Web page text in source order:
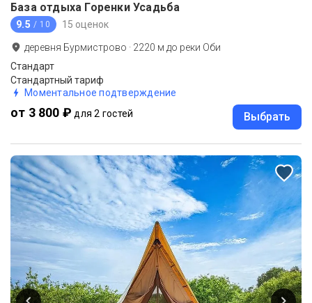
База отдыха Горенки Усадьба
9.5 / 10 15 оценок
деревня Бурмистрово · 2220 м до реки Оби
Стандарт
Стандартный тариф
Моментальное подтверждение
от 3 800 ₽ для 2 гостей Выбрать